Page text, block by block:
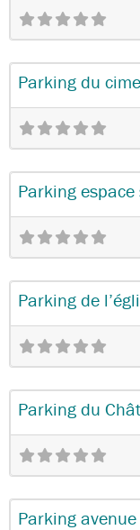
Parking du
Parking
Parking de
Parking du
Parking